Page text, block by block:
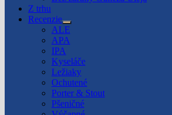
Z trhu
Recenzie
Show
sub
menu
ALE
APA
IPA
Kyseláče
Ležiaky
Ochutené
Porter & Stout
Pšeničné